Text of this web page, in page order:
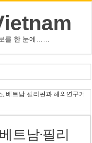
를 한 눈에……
위상 제고에 크게 기여”
… 적자·소송 악재 속 사업 축
월 임시 주총 개최
베트남·필리핀과 해외연구거
트남·필리